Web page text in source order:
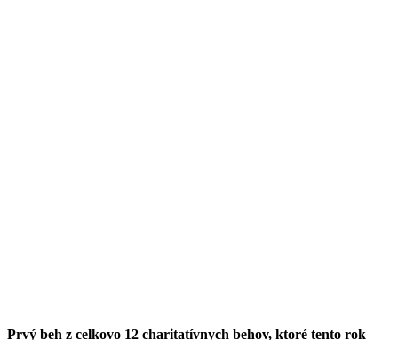
Prvý beh z celkovo 12 charitatívnych behov, ktoré tento rok